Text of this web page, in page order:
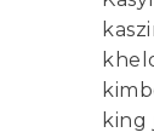
king